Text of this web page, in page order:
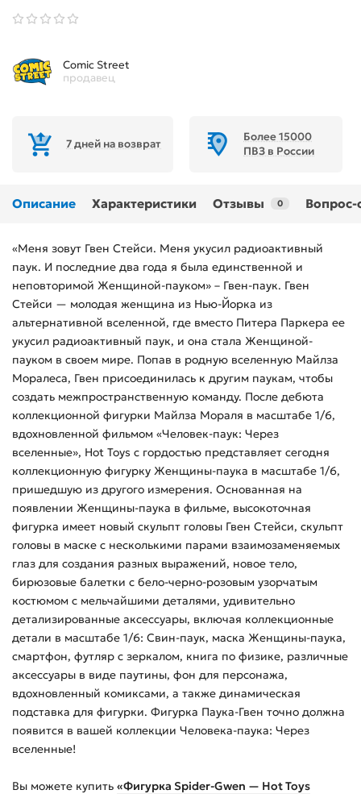
Comic Street
продавец
7 дней на возврат
Более 15000
ПВЗ в России
Описание Характеристики Отзывы 0 Вопрос-
«Меня зовут Гвен Стейси. Меня укусил радиоактивный
паук. И последние два года я была единственной и
неповторимой Женщиной-пауком» – Гвен-паук. Гвен
Стейси — молодая женщина из Нью-Йорка из
альтернативной вселенной, где вместо Питера Паркера ее
укусил радиоактивный паук, и она стала Женщиной-
пауком в своем мире. Попав в родную вселенную Майлза
Моралеса, Гвен присоединилась к другим паукам, чтобы
создать межпространственную команду. После дебюта
коллекционной фигурки Майлза Мораля в масштабе 1/6,
вдохновленной фильмом «Человек-паук: Через
вселенные», Hot Toys с гордостью представляет сегодня
коллекционную фигурку Женщины-паука в масштабе 1/6,
пришедшую из другого измерения. Основанная на
появлении Женщины-паука в фильме, высокоточная
фигурка имеет новый скульпт головы Гвен Стейси, скульпт
головы в маске с несколькими парами взаимозаменяемых
глаз для создания разных выражений, новое тело,
бирюзовые балетки с бело-черно-розовым узорчатым
костюмом с мельчайшими деталями, удивительно
детализированные аксессуары, включая коллекционные
детали в масштабе 1/6: Свин-паук, маска Женщины-паука,
смартфон, футляр с зеркалом, книга по физике, различные
аксессуары в виде паутины, фон для персонажа,
вдохновленный комиксами, а также динамическая
подставка для фигурки. Фигурка Паука-Гвен точно должна
появится в вашей коллекции Человека-паука: Через
вселенные!
Вы можете купить «Фигурка Spider-Gwen — Hot Toys